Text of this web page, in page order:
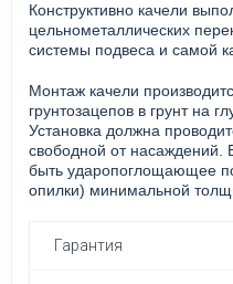
Конструктивно качели
цельнометаллических
системы подвеса и самой
Монтаж качели
грунтозацепов в грунт на
Установка должна
свободной от насаждений.
быть ударопоглощающее
опилки) минимальной
Гарантия